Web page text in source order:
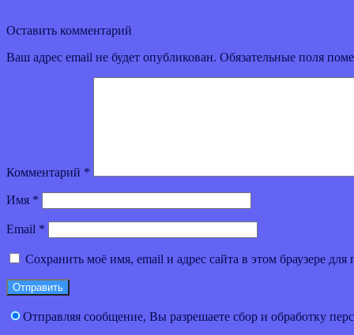
Оставить комментарий
Ваш адрес email не будет опубликован. Обязательные поля
Комментарий *
Имя *
Email *
Сохранить моё имя, email и адрес сайта в этом браузере
Отправляя сообщение, Вы разрешаете сбор и обработку